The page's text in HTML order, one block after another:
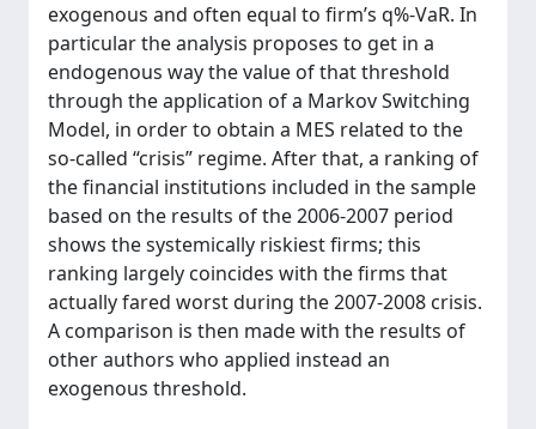
exogenous and often equal to firm’s q%-VaR. In
particular the analysis proposes to get in a
endogenous way the value of that threshold
through the application of a Markov Switching
Model, in order to obtain a MES related to the
so-called “crisis” regime. After that, a ranking of
the financial institutions included in the sample
based on the results of the 2006-2007 period
shows the systemically riskiest firms; this
ranking largely coincides with the firms that
actually fared worst during the 2007-2008 crisis.
A comparison is then made with the results of
other authors who applied instead an
exogenous threshold.